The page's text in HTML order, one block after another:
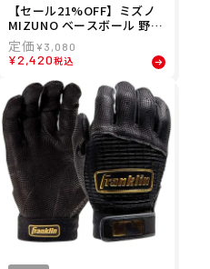
【セール21%OFF】ミズノ
MIZUNO ベースボール 野球
ソフトボール グローブ 手袋
ミズノプロ 守備用手袋 限定
カラー 右手用 1EJED081 メ
ンズ レディース ユニセック
ス 24FA 秋冬
¥3,080
¥2,420税込